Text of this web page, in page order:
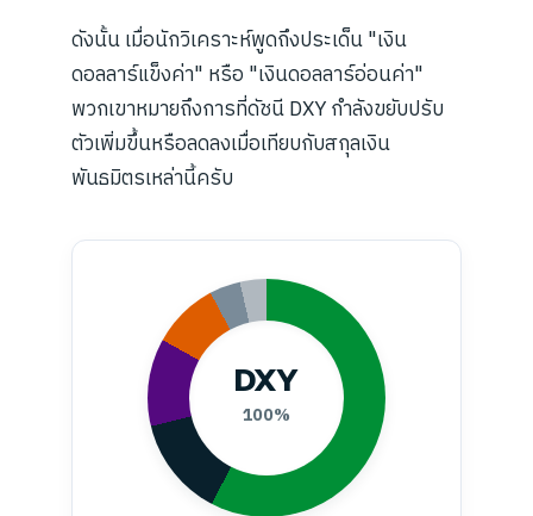
ดังนั้น เมื่อนักวิเคราะห์พูดถึงประเด็น "เงิน
ดอลลาร์แข็งค่า" หรือ "เงินดอลลาร์อ่อนค่า"
พวกเขาหมายถึงการที่ดัชนี DXY กำลังขยับปรับ
ตัวเพิ่มขึ้นหรือลดลงเมื่อเทียบกับสกุลเงิน
พันธมิตรเหล่านี้ครับ
DXY
100%